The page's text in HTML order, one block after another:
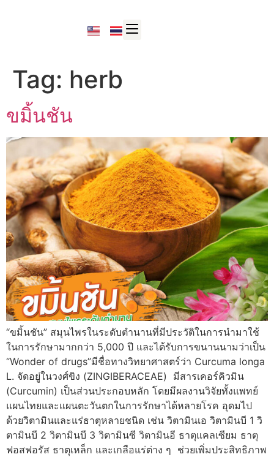
Tag: herb
ขมิ้นชัน
“ขมิ้นชัน” สมุนไพรในระดับตำนานที่มีประวัติในการนำมาใช้
ในการรักษามากกว่า 5,000 ปี และได้รับการขนานนามว่าเป็น
“Wonder of drugs”มีชื่อทางวิทยาศาสตร์ว่า Curcuma longa
L. จัดอยู่ในวงศ์ขิง (ZINGIBERACEAE) มีสารเคอร์คิวมิน
(Curcumin) เป็นส่วนประกอบหลัก โดยมีผลงานวิจัยทั้งแพทย์
แผนไทยและแผนตะวันตกในการรักษาได้หลายโรค อุดมไป
ด้วยวิตามินและแร่ธาตุหลายชนิด เช่น วิตามินเอ วิตามินบี 1 วิ
ตามินบี 2 วิตามินบี 3 วิตามินซี วิตามินอี ธาตุแคลเซียม ธาตุ
ฟอสฟอรัส ธาตุเหล็ก และเกลือแร่ต่าง ๆ ช่วยเพิ่มประสิทธิภาพ